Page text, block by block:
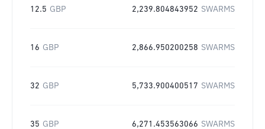
12.5 GBP 2,239.804843952 SWARMS
16 GBP 2,866.950200258 SWARMS
32 GBP 5,733.900400517 SWARMS
35 GBP 6,271.453563066 SWARMS